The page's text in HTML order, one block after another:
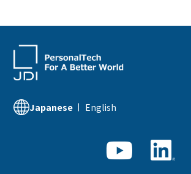
Japanese English